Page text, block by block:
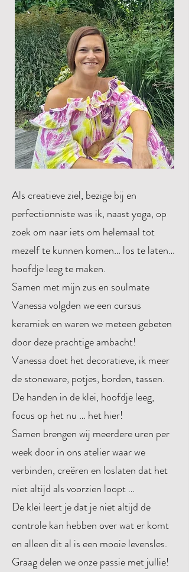
Als creatieve ziel, bezige bij en
perfectionniste was ik, naast yoga, op
zoek om naar iets om helemaal tot
mezelf te kunnen komen… los te laten…
hoofdje leeg te maken.
Samen met mijn zus en soulmate
Vanessa volgden we een cursus
keramiek en waren we meteen gebeten
door deze prachtige ambacht!
Vanessa doet het decoratieve, ik meer
de stoneware, potjes, borden, tassen.
De handen in de klei, hoofdje leeg,
focus op het nu … het hier!
Samen brengen wij meerdere uren per
week door in ons atelier waar we
verbinden, creëren en loslaten dat het
niet altijd als voorzien loopt …
De klei leert je dat je niet altijd de
controle kan hebben over wat er komt
en alleen dit al is een mooie levensles.
Graag delen we onze passie met jullie!